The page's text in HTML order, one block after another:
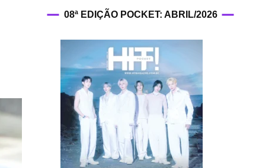
HIT!Hop
HIT!Leituras
HIT!Diary
HIT!Lyrics
08ª EDIÇÃO POCKET: ABRIL/2026